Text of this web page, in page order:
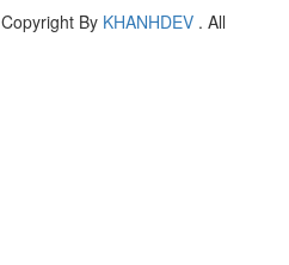
Copyright By KHANHDEV . All